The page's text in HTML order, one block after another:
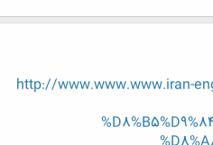
http://www.www.www.iran-